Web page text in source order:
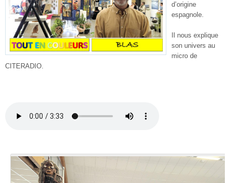
d’origine
espagnole.
Il nous explique
son univers au
micro de
CITERADIO.